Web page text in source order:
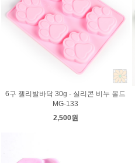
6구 젤리발바닥 30g - 실리콘 비누 몰드
MG-133
2,500원